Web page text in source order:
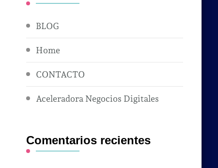
BLOG
Home
CONTACTO
Aceleradora Negocios Digitales
Comentarios recientes